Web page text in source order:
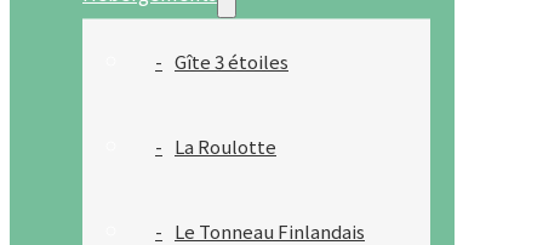
Gîte 3 étoiles
La Roulotte
Le Tonneau Finlandais